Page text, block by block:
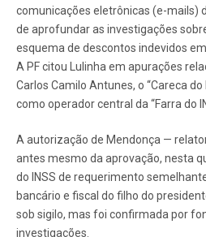
comunicações eletrônicas (e-mails)
de aprofundar as investigações
esquema de descontos indevidos
A PF citou Lulinha em apurações
Carlos Camilo Antunes, o “Careca do
como operador central da “Farra do
A autorização de Mendonça —
antes mesmo da aprovação, nesta
do INSS de requerimento
bancário e fiscal do filho do
sob sigilo, mas foi confirmada por
investigações.